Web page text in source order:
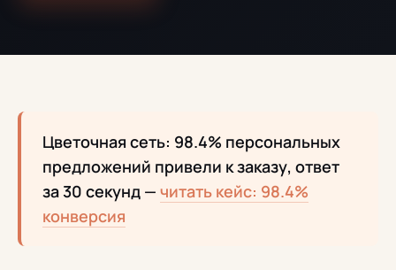
Цветочная сеть: 98.4% персональных
предложений привели к заказу, ответ
за 30 секунд — читать кейс: 98.4%
конверсия